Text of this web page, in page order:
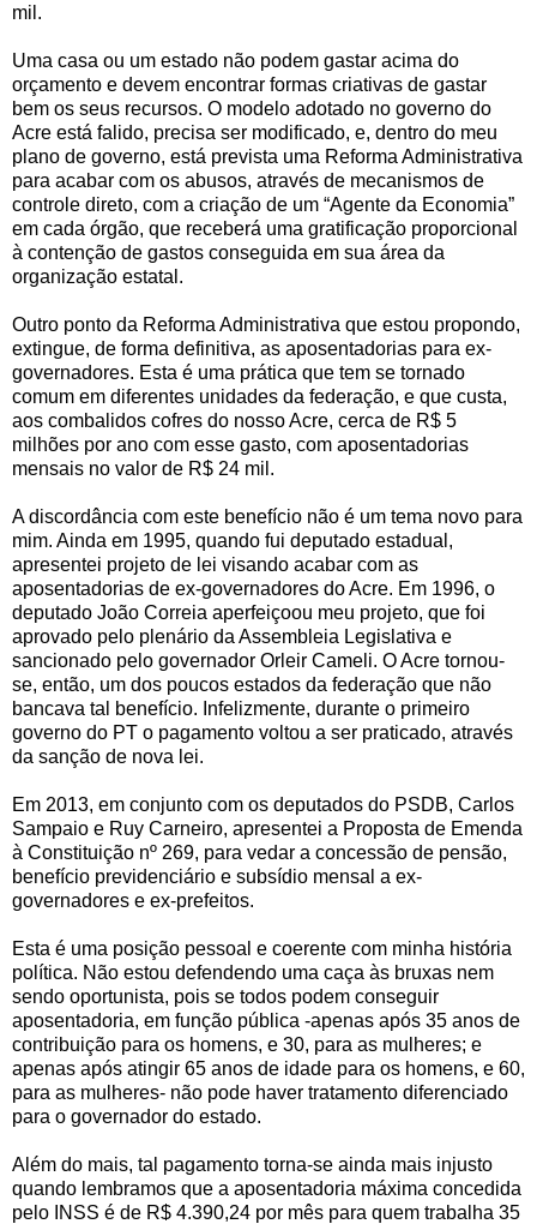
mil.
Uma casa ou um estado não podem gastar acima do
orçamento e devem encontrar formas criativas de gastar
bem os seus recursos. O modelo adotado no governo do
Acre está falido, precisa ser modificado, e, dentro do meu
plano de governo, está prevista uma Reforma Administrativa
para acabar com os abusos, através de mecanismos de
controle direto, com a criação de um “Agente da Economia”
em cada órgão, que receberá uma gratificação proporcional
à contenção de gastos conseguida em sua área da
organização estatal.
Outro ponto da Reforma Administrativa que estou propondo,
extingue, de forma definitiva, as aposentadorias para ex-
governadores. Esta é uma prática que tem se tornado
comum em diferentes unidades da federação, e que custa,
aos combalidos cofres do nosso Acre, cerca de R$ 5
milhões por ano com esse gasto, com aposentadorias
mensais no valor de R$ 24 mil.
A discordância com este benefício não é um tema novo para
mim. Ainda em 1995, quando fui deputado estadual,
apresentei projeto de lei visando acabar com as
aposentadorias de ex-governadores do Acre. Em 1996, o
deputado João Correia aperfeiçoou meu projeto, que foi
aprovado pelo plenário da Assembleia Legislativa e
sancionado pelo governador Orleir Cameli. O Acre tornou-
se, então, um dos poucos estados da federação que não
bancava tal benefício. Infelizmente, durante o primeiro
governo do PT o pagamento voltou a ser praticado, através
da sanção de nova lei.
Em 2013, em conjunto com os deputados do PSDB, Carlos
Sampaio e Ruy Carneiro, apresentei a Proposta de Emenda
à Constituição nº 269, para vedar a concessão de pensão,
benefício previdenciário e subsídio mensal a ex-
governadores e ex-prefeitos.
Esta é uma posição pessoal e coerente com minha história
política. Não estou defendendo uma caça às bruxas nem
sendo oportunista, pois se todos podem conseguir
aposentadoria, em função pública -apenas após 35 anos de
contribuição para os homens, e 30, para as mulheres; e
apenas após atingir 65 anos de idade para os homens, e 60,
para as mulheres- não pode haver tratamento diferenciado
para o governador do estado.
Além do mais, tal pagamento torna-se ainda mais injusto
quando lembramos que a aposentadoria máxima concedida
pelo INSS é de R$ 4.390,24 por mês para quem trabalha 35